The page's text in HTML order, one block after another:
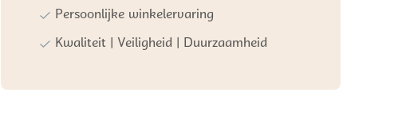
Persoonlijke winkelervaring
Kwaliteit | Veiligheid | Duurzaamheid